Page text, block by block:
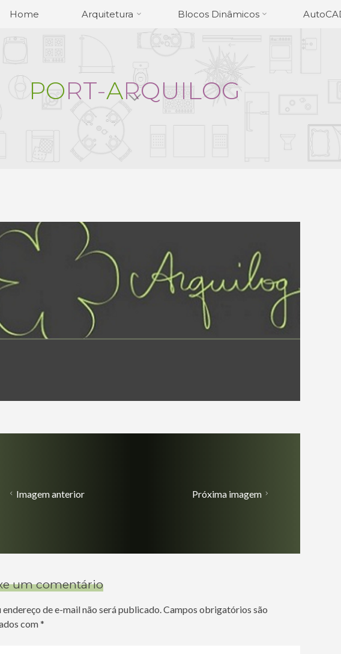
Home Arquitetura Blocos Dinâmicos
PORT-ARQU ILOG
Imagem anterior Próxima imagem
um comentário
endereço de e-mail não será publicado. Campos obrigatórios são
com*